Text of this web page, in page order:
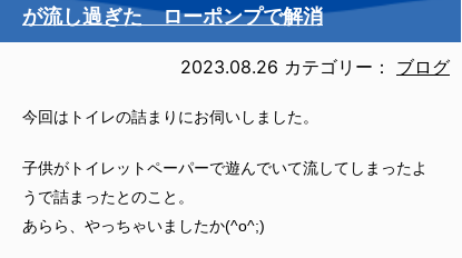
が流し過ぎた ローポンプで解消
2023.08.26 カテゴリー： ブログ
今回はトイレの詰まりにお伺いしました。
子供がトイレットペーパーで遊んでいて流してしまったよ
うで詰まったとのこと。
あらら、やっちゃいましたか(^o^;)